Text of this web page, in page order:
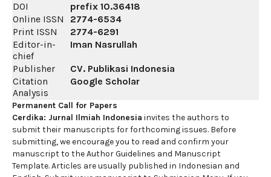
DOI
prefix 10.36418
Online ISSN
2774-6534
Print ISSN
2774-6291
Editor-in-
chief
Iman Nasrullah
Publisher
CV. Publikasi Indonesia
Citation
Analysis
Google Scholar
Permanent Call for Papers
Cerdika: Jurnal Ilmiah Indonesia invites the authors to
submit their manuscripts for forthcoming issues. Before
submitting, we encourage you to read and confirm your
manuscript to the Author Guidelines and Manuscript
Template. Articles are usually published in Indonesian and